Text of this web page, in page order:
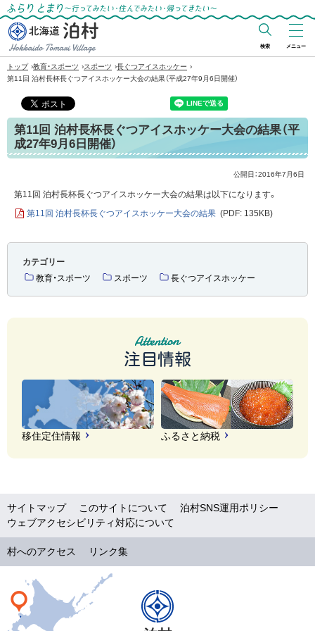
ふらりとまり～行ってみたい・住んでみた
い・帰ってきたい～
北海道 泊村
Hokkaido Tomari
Village
検索 メニュー
トップ ›教育・スポーツ ›スポーツ ›長ぐつアイスホッケー ›
第11回 泊村長杯長ぐつアイスホッケー大会の結果（平成27年9月6日開催）
第11回 泊村長杯長ぐつアイスホッケー大会の結果（平
成27年9月6日開催）
公開日：2016年7月6日
第11回 泊村長杯長ぐつアイスホッケー大会の結果は以下になります。
第11回 泊村長杯長ぐつアイスホッケー大会の結果 (PDF: 135KB)
カテゴリー
教育・スポーツ
スポーツ 長ぐつアイスホッケー
注目情報
移住定住情報 ふるさと納税
サイトマップ このサイトについて
泊村SNS運用ポリシー
ウェブアクセシビリティ対応について
村へのアクセス リンク集